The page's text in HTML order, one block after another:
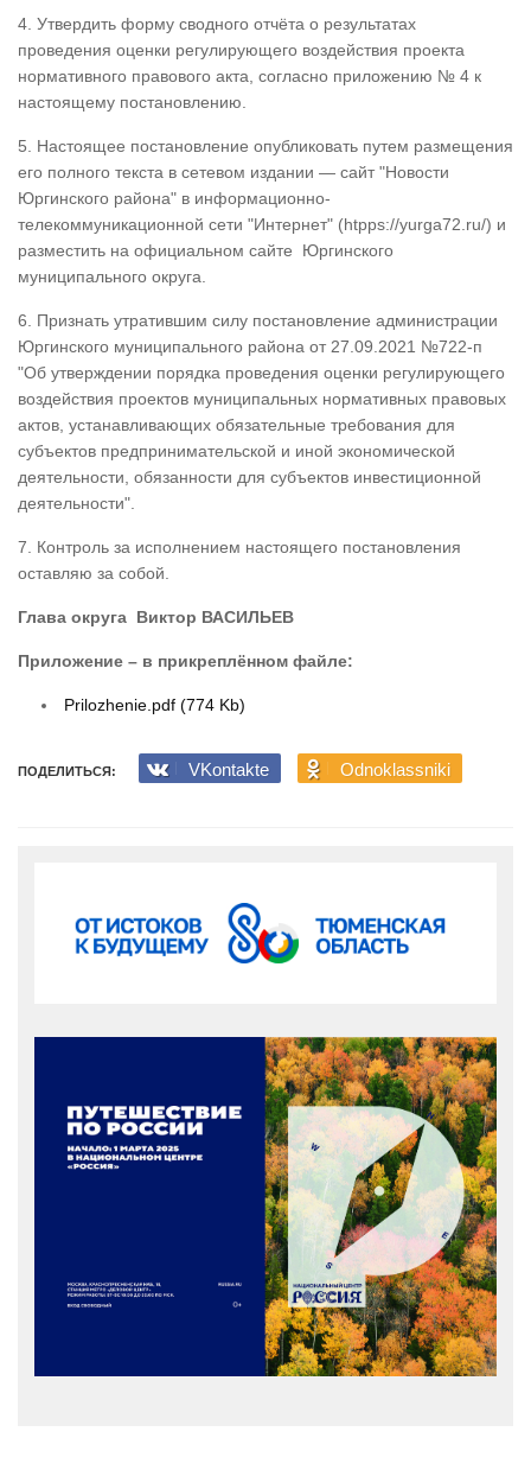
4. Утвердить форму сводного отчёта о результатах
проведения оценки регулирующего воздействия проекта
нормативного правового акта, согласно приложению № 4 к
настоящему постановлению.
5. Настоящее постановление опубликовать путем размещения
его полного текста в сетевом издании — сайт "Новости
Юргинского района" в информационно-
телекоммуникационной сети "Интернет" (htpps://yurga72.ru/) и
разместить на официальном сайте Юргинского
муниципального округа.
6. Признать утратившим силу постановление администрации
Юргинского муниципального района от 27.09.2021 №722-п
"Об утверждении порядка проведения оценки регулирующего
воздействия проектов муниципальных нормативных правовых
актов, устанавливающих обязательные требования для
субъектов предпринимательской и иной экономической
деятельности, обязанности для субъектов инвестиционной
деятельности".
7. Контроль за исполнением настоящего постановления
оставляю за собой.
Глава округа Виктор ВАСИЛЬЕВ
Приложение – в прикреплённом файле:
Prilozhenie.pdf (774 Kb)
ПОДЕЛИТЬСЯ: VKontakte Odnoklassniki